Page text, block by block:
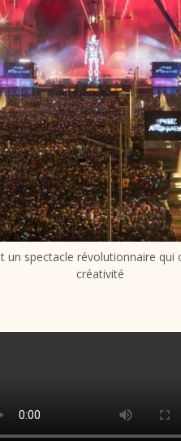
un spectacle révolutionnaire
créativité